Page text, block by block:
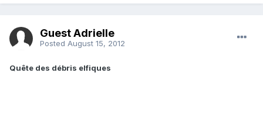
Guest Adrielle
Posted August 15, 2012
Quête des débris elfiques